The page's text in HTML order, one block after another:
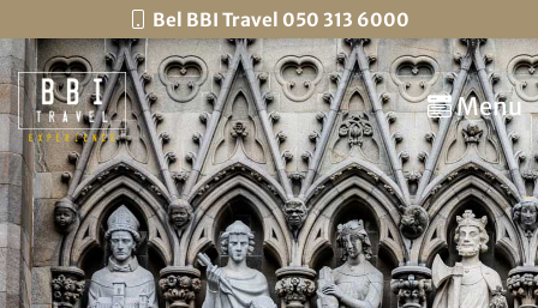
Bel BBI Travel 050 313 6000
Menu